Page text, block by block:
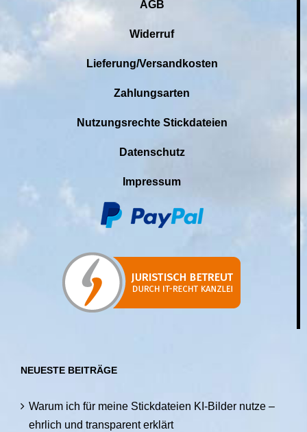
AGB
Widerruf
Lieferung/Versandkosten
Zahlungsarten
Nutzungsrechte Stickdateien
Datenschutz
Impressum
NEUESTE BEITRÄGE
Warum ich für meine Stickdateien KI-Bilder nutze –
ehrlich und transparent erklärt